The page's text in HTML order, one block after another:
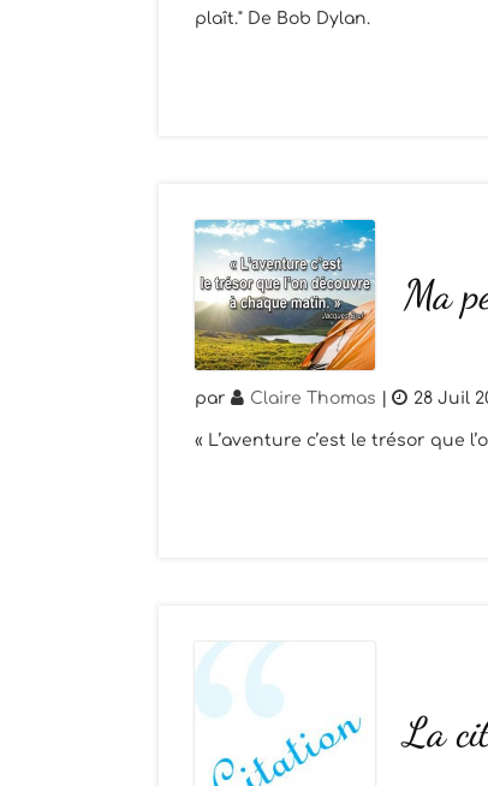
plaît." De Bob Dylan.
Ma
par Claire Thomas 28 Juil
« L’aventure c’est le trésor que
La